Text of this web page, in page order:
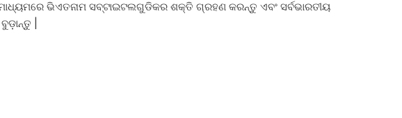
ଭିଏତନାମ ସବ୍ଟାଇଟଲଗୁଡିକର ଶକ୍ତି ଗ୍ରହଣ କରନ୍ତୁ ଏବଂ ସର୍ବଭାରତୀୟ
|